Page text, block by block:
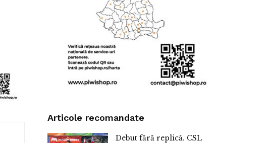
Articole recomandate
Debut fără replică. CSL